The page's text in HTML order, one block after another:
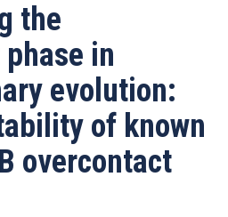
the
in
evolution:
of known
overcontact